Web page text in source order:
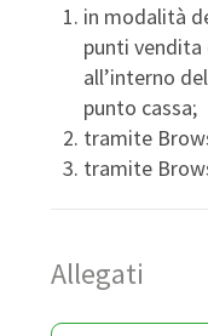
in modalità
punti vendita
all’interno
punto cassa;
tramite
tramite
Allegati